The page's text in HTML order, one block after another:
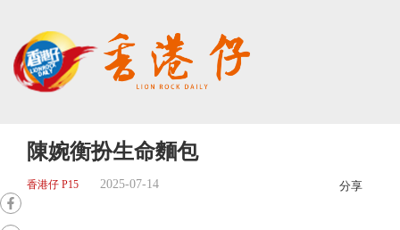
陳婉衡扮生命麵包
香港仔 P15 2025-07-14 分享